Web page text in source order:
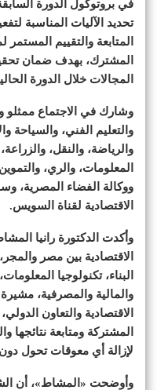
في بروتوكول الدورة
تحديد الآليات المناسبة
المتابعة والتقييم
المشترك، بهدف ضمان
المجالات خلال الدورة
وشارك في الاجتماع ممثلو
والتعليم الفني، والسياحة
والرياضة، والنقل،
المعلومات، والري،
ووكالة الفضاء المصرية،
الاقتصادية لقناة السويس.
وأكدت الدكتورة رانيا
الاقتصادية بين مصر
البناء، تكنولوجيا
والمالية والمصرفية،
الاقتصادية والتعاون
المشتركة ومتابعة
لإزالة أي معوقات تحول دون
وأوضحت «المشاط»، أن